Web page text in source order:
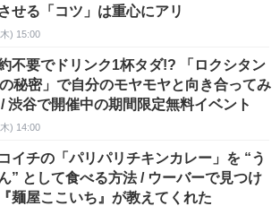
せる「コツ」は重心にアリ
) 15:00
不要でドリンク1杯タダ!? 「ロクシタン
秘密」で自分のモヤモヤと向き合ってみ
渋谷で開催中の期間限定無料イベント
) 14:00
イチの「パリパリチキンカレー」を “う
” として食べる方法 / ウーバーで見つけ
麺屋ここいち』が教えてくれた